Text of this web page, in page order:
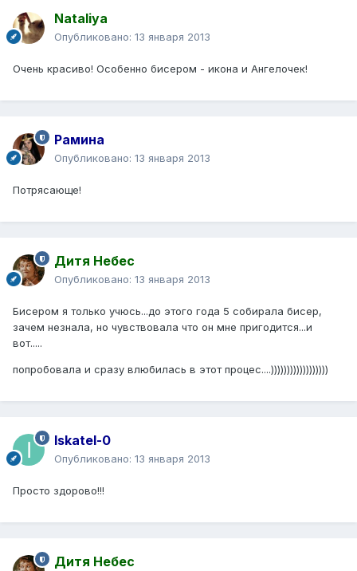
Nataliya
Опубликовано: 13 января 2013
Очень красиво! Особенно бисером - икона и Ангелочек!
Рамина
Опубликовано: 13 января 2013
Потрясающе!
Дитя Небес
Опубликовано: 13 января 2013
Бисером я только учюсь...до этого года 5 собирала бисер,
зачем незнала, но чувствовала что он мне пригодится...и
вот.....
попробовала и сразу влюбилась в этот процес....))))))))))))))))))
Iskatel-0
Опубликовано: 13 января 2013
Просто здорово!!!
Дитя Небес